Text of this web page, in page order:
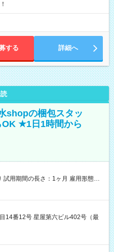
する 詳細へ
shopの梱包スタッ
★1日1時間から
試用期間の長さ：1ヶ月 雇用形態、
14番12号 星屋第六ビル402号（最